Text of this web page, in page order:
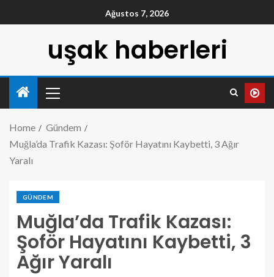
Ağustos 7, 2026
uşak haberleri
Home
Gündem
Muğla’da Trafik Kazası: Şoför Hayatını Kaybetti, 3 Ağır
Yaralı
GÜNDEM
Muğla’da Trafik Kazası:
Şoför Hayatını Kaybetti, 3
Ağır Yaralı